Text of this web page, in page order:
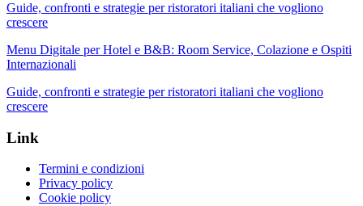
Guide, confronti e strategie per ristoratori italiani che vogliono
crescere
Menu Digitale per Hotel e B&B: Room Service, Colazione e Ospiti
Internazionali
Guide, confronti e strategie per ristoratori italiani che vogliono
crescere
Link
Termini e condizioni
Privacy policy
Cookie policy